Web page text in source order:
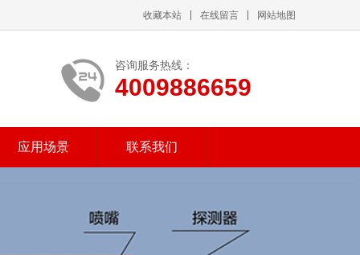
收藏本站 在线留言 网站地图
咨询服务热线：
4009886659
应用场景 联系我们